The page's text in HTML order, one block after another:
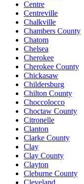
Centre
Centreville
Chalkville
Chambers County
Chatom
Chelsea
Cherokee
Cherokee County
Chickasaw
Childersburg
Chilton County
Choccolocco
Choctaw County
Citronelle
Clanton
Clarke County
Clay
Clay County
Clayton
Cleburne County
Cleveland